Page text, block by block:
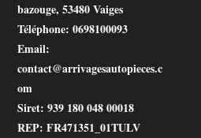
bazouge, 53480 Vaiges
Téléphone: 0698100093
Email:
contact@arrivagesautopieces.c
om
Siret: 939 180 048 00018
REP: FR471351_01TULV